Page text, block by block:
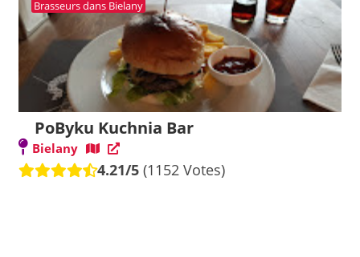
Brasseurs dans Bielany
PoByku Kuchnia Bar
Bielany
4.21/5 (1152 Votes)